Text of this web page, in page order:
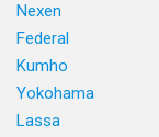
Nexen
Federal
Kumho
Yokohama
Lassa